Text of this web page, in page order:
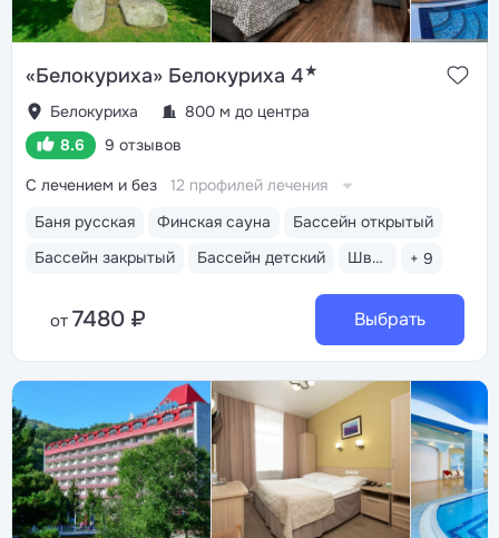
«Белокуриха» Белокуриха 4★
Белокуриха
800 м до центра
8.6
9 отзывов
Баня русская Финская сауна
Бассейн открытый
Бассейн закрытый
Бассейн детский Шведский стол + 9
С лечением и без 12 профилей лечения
от 7480 ₽ Выбрать